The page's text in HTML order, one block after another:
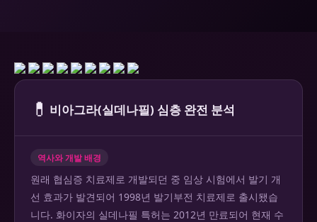
💊 비아그라(실데나필) 심층 완전 분석
역사와 개발 배경
원래 협심증 치료제로 개발되던 중 임상 시험에서 발기 개
선 효과가 발견되어 1998년 발기부전 치료제로 출시됐습
니다. 화이자의 실데나필 특허는 2012년 만료되어 현재 수